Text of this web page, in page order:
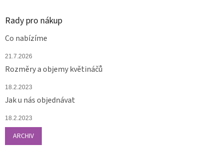
Rady pro nákup
Co nabízíme
21.7.2026
Rozměry a objemy květináčů
18.2.2023
Jak u nás objednávat
18.2.2023
ARCHIV